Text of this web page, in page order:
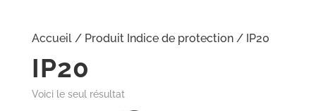
Accueil/ Produit Indice de protection / IP20
IP20
Voici le seul résultat